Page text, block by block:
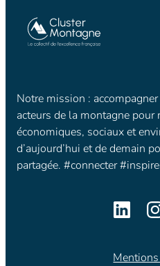
Notre mission :
acteurs de la montagne pour
économiques, sociaux et
d’aujourd’hui et de demain
partagée. #connecter